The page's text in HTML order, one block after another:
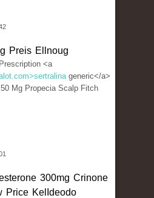
Preis Ellnoug
<a
generic</a>
Mg Propecia Scalp Fitch
300mg Crinone
Price KelIdeodo